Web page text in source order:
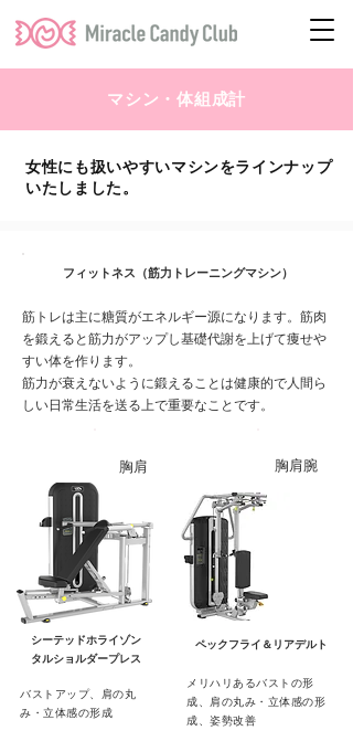
マシン・体組成計
女性にも扱いやすいマシンをラインナップ
いたしました。
フィットネス（筋力トレーニングマシン）
筋トレは主に糖質がエネルギー源になります。筋肉
を鍛えると筋力がアップし基礎代謝を上げて痩せや
すい体を作ります。
筋力が衰えないように鍛えることは健康的で人間ら
しい日常生活を送る上で重要なことです。
胸肩 胸肩腕
シーテッドホライゾン
タルショルダープレス
バストアップ、肩の丸
み・立体感の形成
ペックフライ＆リアデルト
メリハリあるバストの形
成、肩の丸み・立体感の形
成、姿勢改善